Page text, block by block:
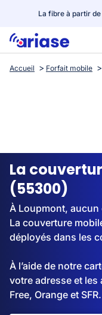
La fibre à partir
Box internet
Streaming
Accueil Forfait mobile
La
(55300)
À Loupmont,
La couverture
déployés dans les
À l’aide de notre
votre adresse et les
Free, Orange et SFR.